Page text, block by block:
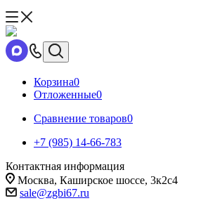
Корзина0
Отложенные0
Сравнение товаров0
+7 (985) 14-66-783
Контактная информация
Москва, Каширское шоссе, 3к2с4
sale@zgbi67.ru